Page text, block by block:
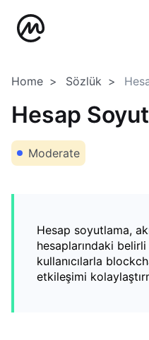
Home Sözlük
Hesap
Moderate
Hesap soyutlama,
hesaplarındaki
kullanıcılarla
etkileşimi